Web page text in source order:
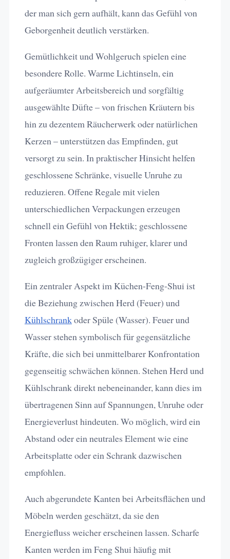
der man sich gern aufhält, kann das Gefühl von
Geborgenheit deutlich verstärken.
Gemütlichkeit und Wohlgeruch spielen eine
besondere Rolle. Warme Lichtinseln, ein
aufgeräumter Arbeitsbereich und sorgfältig
ausgewählte Düfte – von frischen Kräutern bis
hin zu dezentem Räucherwerk oder natürlichen
Kerzen – unterstützen das Empfinden, gut
versorgt zu sein. In praktischer Hinsicht helfen
geschlossene Schränke, visuelle Unruhe zu
reduzieren. Offene Regale mit vielen
unterschiedlichen Verpackungen erzeugen
schnell ein Gefühl von Hektik; geschlossene
Fronten lassen den Raum ruhiger, klarer und
zugleich großzügiger erscheinen.
Ein zentraler Aspekt im Küchen-Feng-Shui ist
die Beziehung zwischen Herd (Feuer) und
Kühlschrankoder Spüle (Wasser). Feuer und
Wasser stehen symbolisch für gegensätzliche
Kräfte, die sich bei unmittelbarer Konfrontation
gegenseitig schwächen können. Stehen Herd und
Kühlschrank direkt nebeneinander, kann dies im
übertragenen Sinn auf Spannungen, Unruhe oder
Energieverlust hindeuten. Wo möglich, wird ein
Abstand oder ein neutrales Element wie eine
Arbeitsplatte oder ein Schrank dazwischen
empfohlen.
Auch abgerundete Kanten bei Arbeitsflächen und
Möbeln werden geschätzt, da sie den
Energiefluss weicher erscheinen lassen. Scharfe
Kanten werden im Feng Shui häufig mit